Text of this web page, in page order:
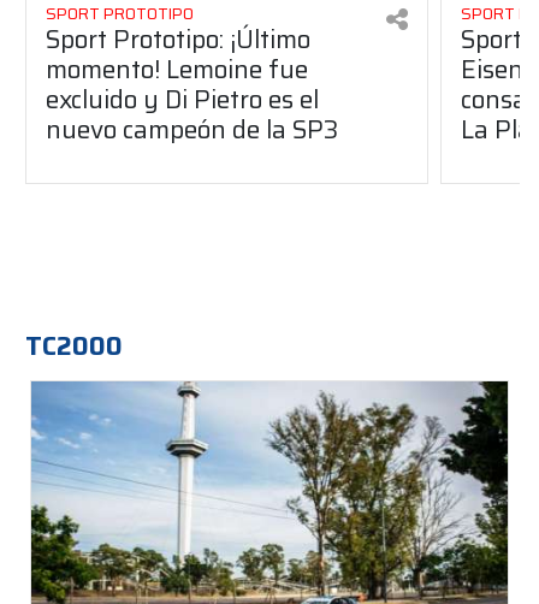
SPORT PROTOTIPO
Sport Prototipo: ¡Último
momento! Lemoine fue
excluido y Di Pietro es el
nuevo campeón de la SP3
SPORT
Sport
La
TC2000